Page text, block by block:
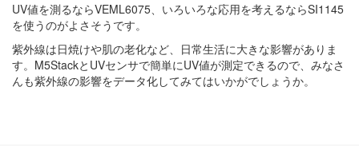
UV値を測るならVEML6075、いろいろな応用を考えるならSI1145
を使うのがよさそうです。
紫外線は日焼けや肌の老化など、日常生活に大きな影響がありま
す。M5StackとUVセンサで簡単にUV値が測定できるので、みなさ
んも紫外線の影響をデータ化してみてはいかがでしょうか。